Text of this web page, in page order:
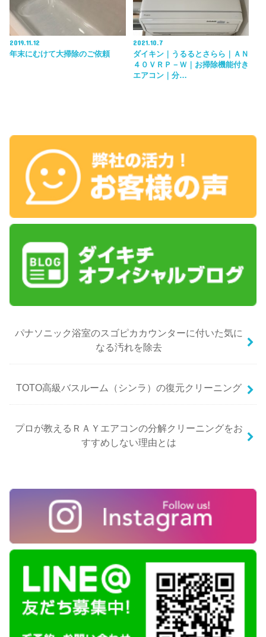
2019.11.12
年末にむけて大掃除のご依頼
2021.10.7
ダイキン｜うるるとさらら｜ＡＮ
４０ＶＲＰ－Ｗ｜お掃除機能付き
エアコン｜分…
パナソニック浴室のスゴピカカウンターに付いた気に
なる汚れを除去
TOTO高級バスルーム（シンラ）の復元クリーニング
プロが教えるＲＡＹエアコンの分解クリーニングをお
すすめしない理由とは